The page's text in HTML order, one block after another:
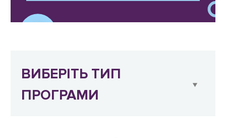
ВИБЕРІТЬ ТИП
ПРОГРАМИ